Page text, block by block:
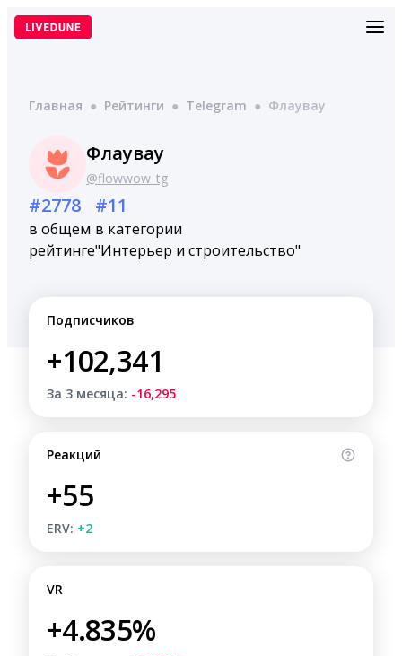
Перейти
Главная ● Рейтинги ● Telegram ● Флаувау
Флаувау
@flowwow_tg
#2778
в общем
рейтинге
#11
в категории
"Интерьер и строительство"
Подписчиков
+102,341
За 3 месяца: -16,295
Реакций
+55
ERV: +2
VR
+4.835%